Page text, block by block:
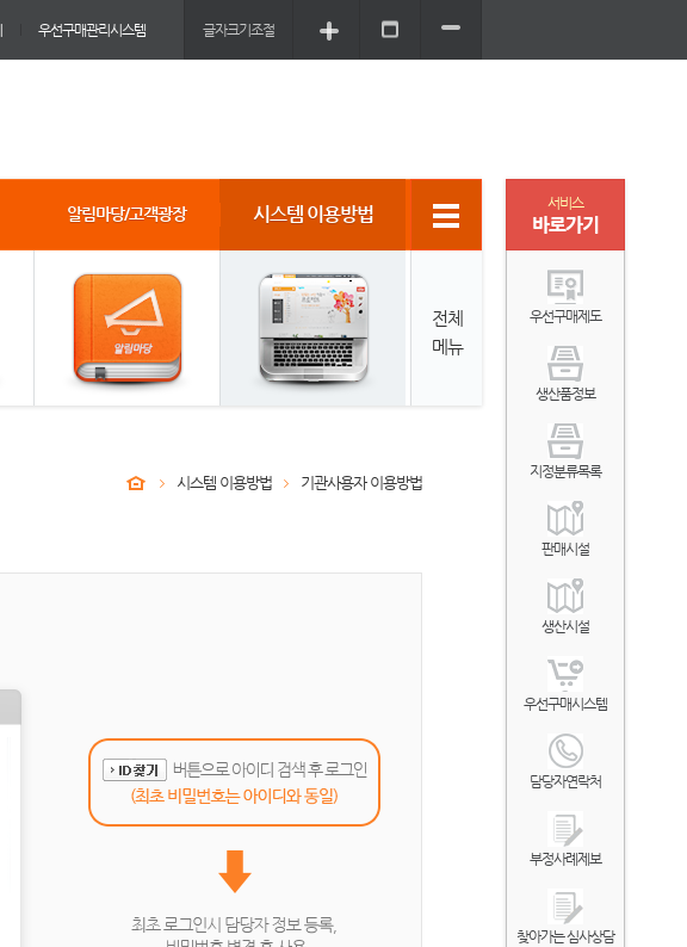
우선구매관리시스템 글자크기조절
알림마당/고객광장 시스템 이용방법
전체
메뉴
시스템 이용방법 기관사용자 이용방법
서비스
바로가기
우선구매제도
생산품정보
지정분류목록
판매시설
생산시설
우선구매시스템
담당자연락처
부정사례제보
찾아가는 심사상담